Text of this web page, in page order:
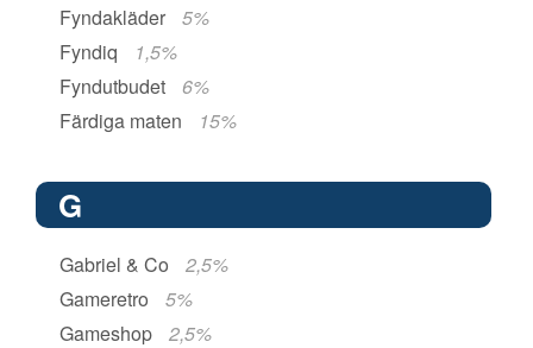
Fyndakläder
5%
Fyndiq
1,5%
Fyndutbudet
6%
Färdiga maten
15%
G
Gabriel & Co
2,5%
Gameretro
5%
Gameshop
2,5%